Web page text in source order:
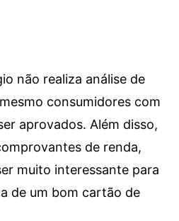
não realiza análise de
consumidores com
aprovados. Além disso,
de renda,
muito interessante para
de um bom cartão de